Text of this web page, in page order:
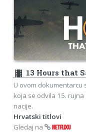
theaters 13 Hours that
U ovom dokumentarcu
koja se odvila 15.
nacije.
Hrvatski titlovi
Gledaj na
NETFLIXU